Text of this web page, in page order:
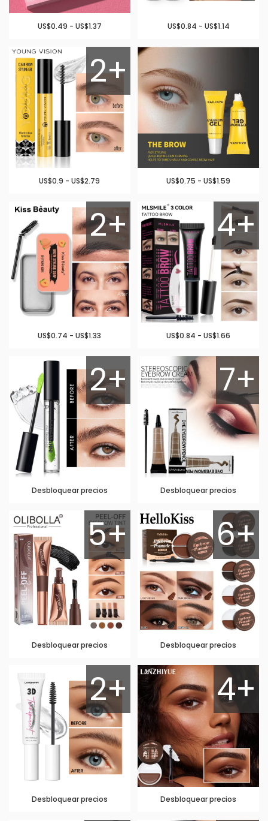
US$0.49 - US$1.37 US$0.84 - US$1.14
2+
US$0.9 - US$2.79 US$0.75 - US$1.59
2+
US$0.74 - US$1.33
4+
US$0.84 - US$1.66
2+
Desbloquear precios
7+
Desbloquear precios
5+
Desbloquear precios
6+
Desbloquear precios
2+
Desbloquear precios
4+
Desbloquear precios